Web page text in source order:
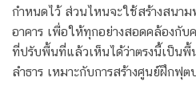
กำหนดไว้ ส่วนไหนจะใช้สร้างสนา
อาคาร เพื่อให้ทุกอย่างสอดคล้องกับ
ที่ปรับพื้นที่แล้วเห็นได้ว่าตรงนี้เป็นพื้
ลำธาร เหมาะกับการสร้างศูนย์ฝึกฟุ